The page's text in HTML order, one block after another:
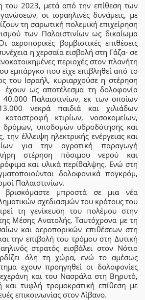
του 2023, μετά από την επίθεση των
οι ισραηλινές δυνάμεις, με
τη σαρωτική πολεμική επιχείρηση
των Παλαιστινίων ως δικαίωμα
αεροπορικές βομβιστικές επιθέσεις
η χερσαία εισβολή στη Γάζα- σε
περιοχές στον πλανήτη
εμπάργκο που είχε επιβληθεί από το
του Ισραήλ, κυριαρχούσε η στέρηση
έχουν ως αποτέλεσμα τη δολοφονία
Παλαιστινίων, εκ των οποίων
νεκρά παιδιά και χιλιάδων
κτιρίων, νοσοκομείων,
δρόμων, υποδομών υδροδότησης και
την έλλειψη ηλεκτρικής ενέργειας και
για την αγροτική παραγωγή
στέρηση πόσιμου νερού και
και υλικά περίθαλψης. Ενώ στη
δολοφονικά πογκρόμ,
Παλαιστινίων.
βρισκόμαστε μπροστά σε μια νέα
σχεδιασμών του κράτους του
τη γενίκευση του πολέμου στην
Μέσης Ανατολής. Ταυτόχρονα με τη
και αεροπορικών επιθέσεων στη
την επιβολή του τρόμου στη Δυτική
στρατός εισβάλει στον Νότιο
όλη τη χώρα, ενώ το αμέσως
εχουν προηγηθεί οι δολοφονίες
και του Νασράλα στη Βηρυτό,
τυφλή τρομοκρατική επίθεση με
επικοινωνίας στον Λίβανο.